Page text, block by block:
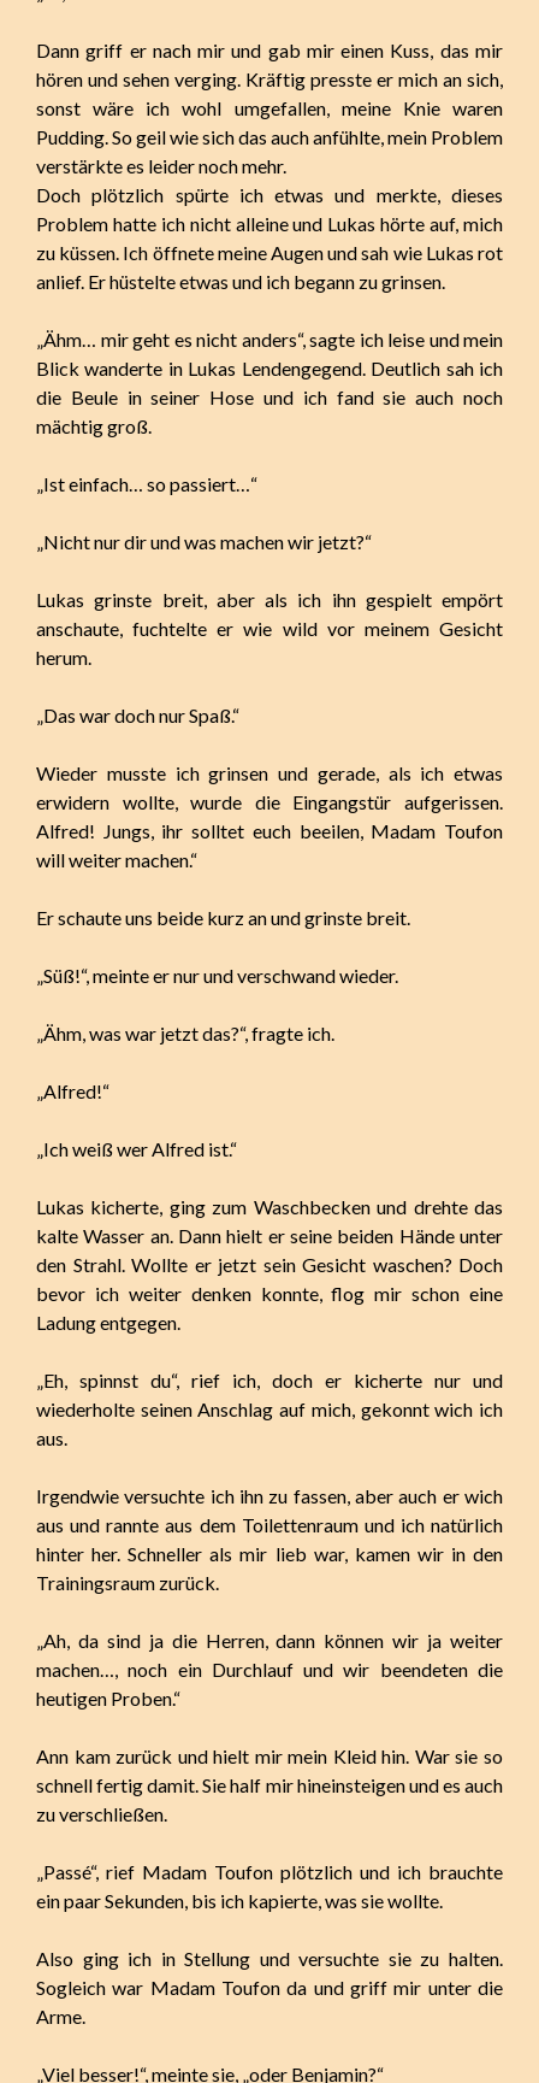
Dann griff er nach mir und gab mir einen Kuss, das mir
hören und sehen verging. Kräftig presste er mich an sich,
sonst wäre ich wohl umgefallen, meine Knie waren
Pudding. So geil wie sich das auch anfühlte, mein Problem
verstärkte es leider noch mehr.
Doch plötzlich spürte ich etwas und merkte, dieses
Problem hatte ich nicht alleine und Lukas hörte auf, mich
zu küssen. Ich öffnete meine Augen und sah wie Lukas rot
anlief. Er hüstelte etwas und ich begann zu grinsen.
„Ähm… mir geht es nicht anders“, sagte ich leise und mein
Blick wanderte in Lukas Lendengegend. Deutlich sah ich
die Beule in seiner Hose und ich fand sie auch noch
mächtig groß.
„Ist einfach… so passiert…“
„Nicht nur dir und was machen wir jetzt?“
Lukas grinste breit, aber als ich ihn gespielt empört
anschaute, fuchtelte er wie wild vor meinem Gesicht
herum.
„Das war doch nur Spaß.“
Wieder musste ich grinsen und gerade, als ich etwas
erwidern wollte, wurde die Eingangstür aufgerissen.
Alfred! Jungs, ihr solltet euch beeilen, Madam Toufon
will weiter machen.“
Er schaute uns beide kurz an und grinste breit.
„Süß!“, meinte er nur und verschwand wieder.
„Ähm, was war jetzt das?“, fragte ich.
„Alfred!“
„Ich weiß wer Alfred ist.“
Lukas kicherte, ging zum Waschbecken und drehte das
kalte Wasser an. Dann hielt er seine beiden Hände unter
den Strahl. Wollte er jetzt sein Gesicht waschen? Doch
bevor ich weiter denken konnte, flog mir schon eine
Ladung entgegen.
„Eh, spinnst du“, rief ich, doch er kicherte nur und
wiederholte seinen Anschlag auf mich, gekonnt wich ich
aus.
Irgendwie versuchte ich ihn zu fassen, aber auch er wich
aus und rannte aus dem Toilettenraum und ich natürlich
hinter her. Schneller als mir lieb war, kamen wir in den
Trainingsraum zurück.
„Ah, da sind ja die Herren, dann können wir ja weiter
machen…, noch ein Durchlauf und wir beendeten die
heutigen Proben.“
Ann kam zurück und hielt mir mein Kleid hin. War sie so
schnell fertig damit. Sie half mir hineinsteigen und es auch
zu verschließen.
„Passé“, rief Madam Toufon plötzlich und ich brauchte
ein paar Sekunden, bis ich kapierte, was sie wollte.
Also ging ich in Stellung und versuchte sie zu halten.
Sogleich war Madam Toufon da und griff mir unter die
Arme.
„Viel besser!“, meinte sie, „oder Benjamin?“